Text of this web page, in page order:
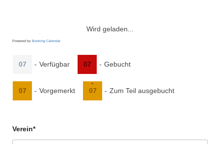
Wird geladen...
Powered by Booking Calendar
07 - Verfügbar 07 - Gebucht
07 - Vorgemerkt
·
07 - Zum Teil ausgebucht
Verein*